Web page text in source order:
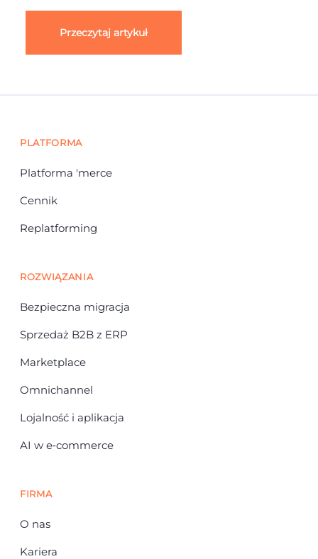
Przeczytaj artykuł
PLATFORMA
Platforma 'merce
Cennik
Replatforming
ROZWIĄZANIA
Bezpieczna migracja
Sprzedaż B2B z ERP
Marketplace
Omnichannel
Lojalność i aplikacja
AI w e‑commerce
FIRMA
O nas
Kariera